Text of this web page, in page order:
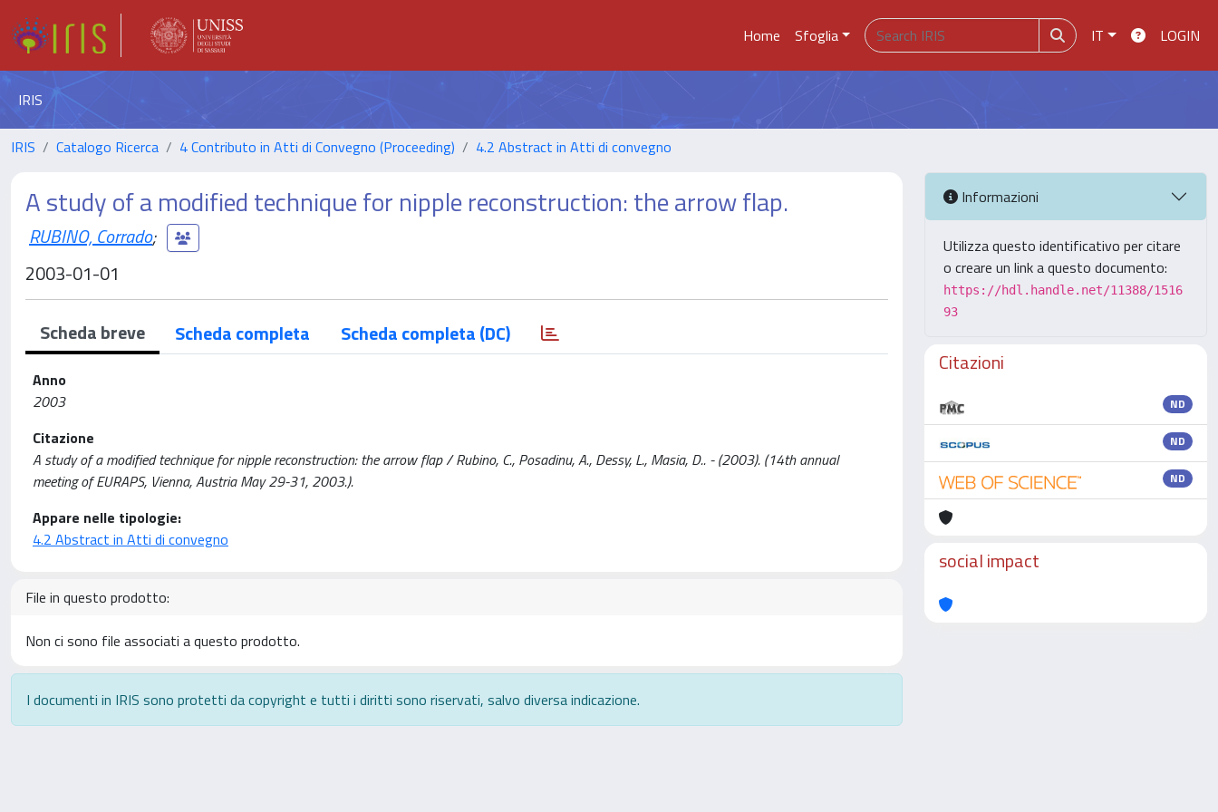
Home Sfoglia IT LOGIN
IRIS
IRIS Catalogo Ricerca 4 Contributo in Atti di Convegno (Proceeding) 4.2 Abstract in Atti di convegno
A study of a modified technique for nipple reconstruction: the arrow flap.
RUBINO, Corrado;
2003-01-01
Scheda breve Scheda completa Scheda completa (DC)
Anno
2003
Citazione
A study of a modified technique for nipple reconstruction: the arrow flap / Rubino, C., Posadinu, A., Dessy, L., Masia, D.. - (2003). (14th annual
meeting of EURAPS, Vienna, Austria May 29-31, 2003.).
Appare nelle tipologie:
4.2 Abstract in Atti di convegno
File in questo prodotto:
Non ci sono file associati a questo prodotto.
I documenti in IRIS sono protetti da copyright e tutti i diritti sono riservati, salvo diversa indicazione.
Informazioni
Utilizza questo identificativo per citare
o creare un link a questo documento:
https://hdl.handle.net/11388/1516
93
Citazioni
ND
ND
ND
social impact